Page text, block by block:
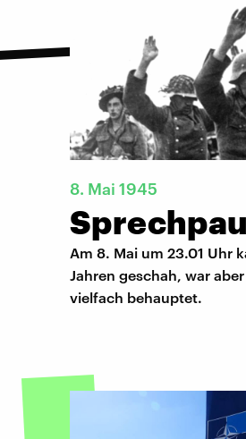
8. Mai 1945
Am 8. Mai um 23.01 Uhr
Jahren geschah, war
vielfach behauptet.